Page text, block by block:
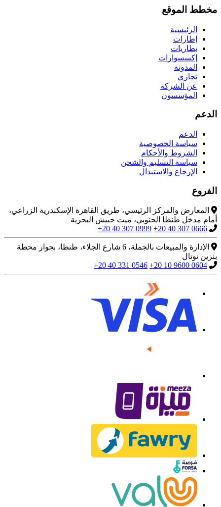
مخطط الموقع
الرئيسية
إطارات
بطاريات
إكسسوارات
المدونة
تجاري
عن الشركة
المؤسسون
الدعم
الدعم
سياسة الخصوصية
الشروط والأحكام
سياسة التسليم والشحن
الإرجاع والاستبدال
الفروع
المعارض والمركز الرئيسي، طريق القاهرة الإسكندرية الزراعي،
أمام مدخل طنطا الجنوبي، ميت حبيش البحرية
+20 40 307 0666
+20 40 307 0999
الإدارة والمبيعات بالجملة، 6 شارع الجلاء، طنطا، بجوار محطة
بنزين توتال
+20 10 9600 0604
+20 40 331 0546